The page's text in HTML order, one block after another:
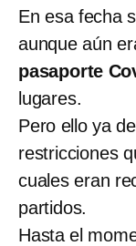
En esa fecha
aunque aún
pasaporte
lugares.
Pero ello ya
restricciones
cuales eran
partidos.
Hasta el